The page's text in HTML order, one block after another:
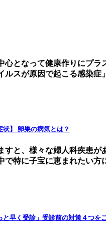
となって健康作りにプラ
ルスが原因で起こる感染症
状】 卵巣の病気とは？
すと、様々な婦人科疾患
で特に子宝に恵まれたい方
と早く受診」受診前の対策４つを